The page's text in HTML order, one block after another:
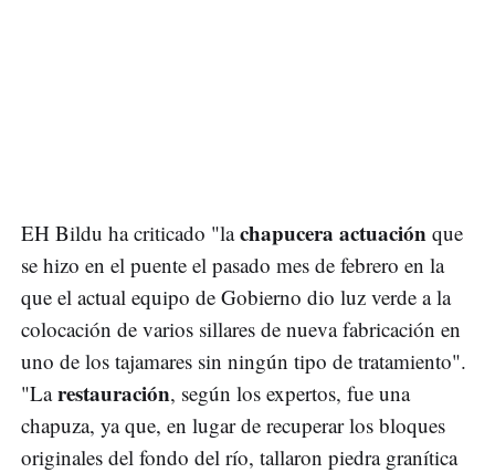
EH Bildu ha criticado "lachapucera actuación que
se hizo en el puente el pasado mes de febrero en la
que el actual equipo de Gobierno dio luz verde a la
colocación de varios sillares de nueva fabricación en
uno de los tajamares sin ningún tipo de tratamiento".
"Larestauración, según los expertos, fue una
chapuza, ya que, en lugar de recuperar los bloques
originales del fondo del río, tallaron piedra granítica